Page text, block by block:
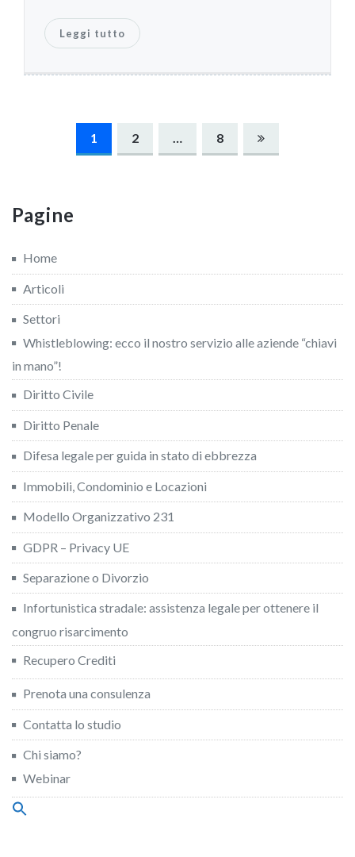
Leggi tutto
Navigazione
articoli
1 2 … 8
Pagine
Home
Articoli
Settori
Whistleblowing: ecco il nostro servizio alle aziende “chiavi
in mano”!
Diritto Civile
Diritto Penale
Difesa legale per guida in stato di ebbrezza
Immobili, Condominio e Locazioni
Modello Organizzativo 231
GDPR – Privacy UE
Separazione o Divorzio
Infortunistica stradale: assistenza legale per ottenere il
congruo risarcimento
Recupero Crediti
Prenota una consulenza
Contatta lo studio
Chi siamo?
Webinar
Search